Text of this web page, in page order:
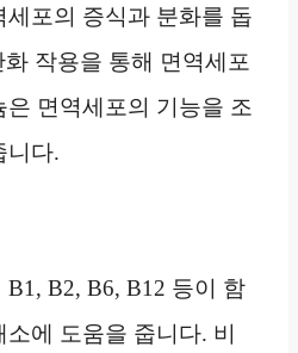
포의 증식과 분화를 돕
작용을 통해 면역세포
면역세포의 기능을 조
니다.
B2, B6, B12 등이 함
에 도움을 줍니다. 비